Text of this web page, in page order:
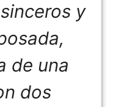
y
de una
dos